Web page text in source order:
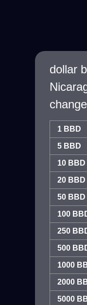
dollar
change
1 BBD
5 BBD
10 BBD
20 BBD
50 BBD
100
250
500
1000
2000
5000